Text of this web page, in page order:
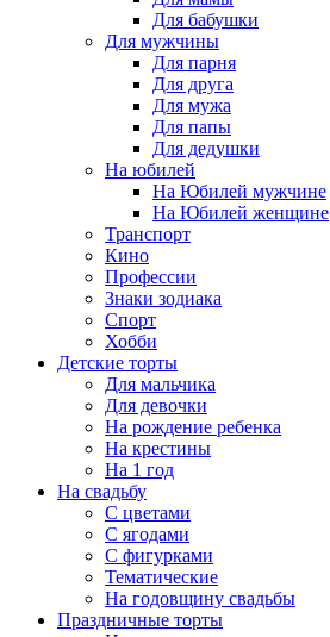
Для бабушки
Для мужчины
Для парня
Для друга
Для мужа
Для папы
Для дедушки
На юбилей
На Юбилей мужчине
На Юбилей женщине
Транспорт
Кино
Профессии
Знаки зодиака
Спорт
Хобби
Детские торты
Для мальчика
Для девочки
На рождение ребенка
На крестины
На 1 год
На свадьбу
С цветами
С ягодами
С фигурками
Тематические
На годовщину свадьбы
Праздничные торты